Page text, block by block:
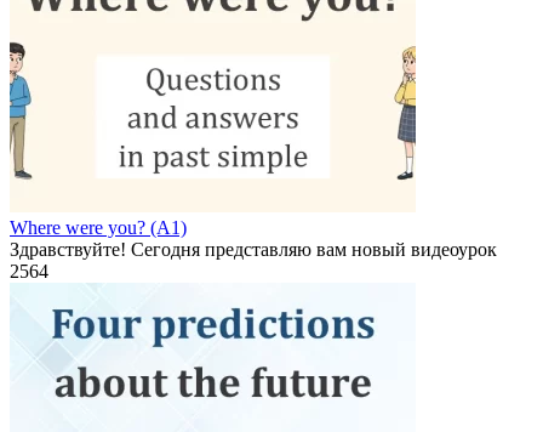
Where were you? (A1)
Здравствуйте! Сегодня представляю вам новый видеоурок
2564